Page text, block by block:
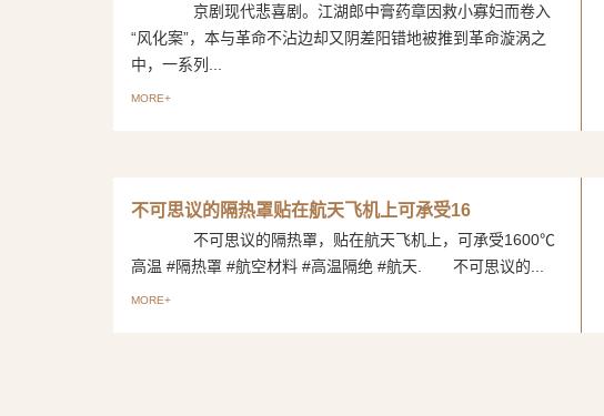
京剧现代悲喜剧。江湖郎中膏药章因救小寡妇而卷入
“风化案”，本与革命不沾边却又阴差阳错地被推到革命漩涡之
中，一系列...
MORE+
不可思议的隔热罩贴在航天飞机上可承受16
不可思议的隔热罩，贴在航天飞机上，可承受1600℃
高温 #隔热罩 #航空材料 #高温隔绝 #航天. 不可思议的...
MORE+